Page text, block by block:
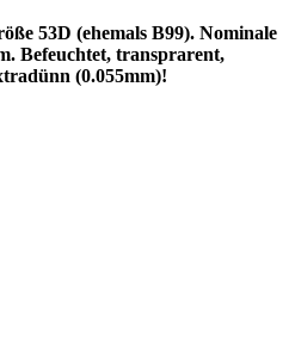
53D (ehemals B99). Nominale
Befeuchtet, transprarent,
(0.055mm)!